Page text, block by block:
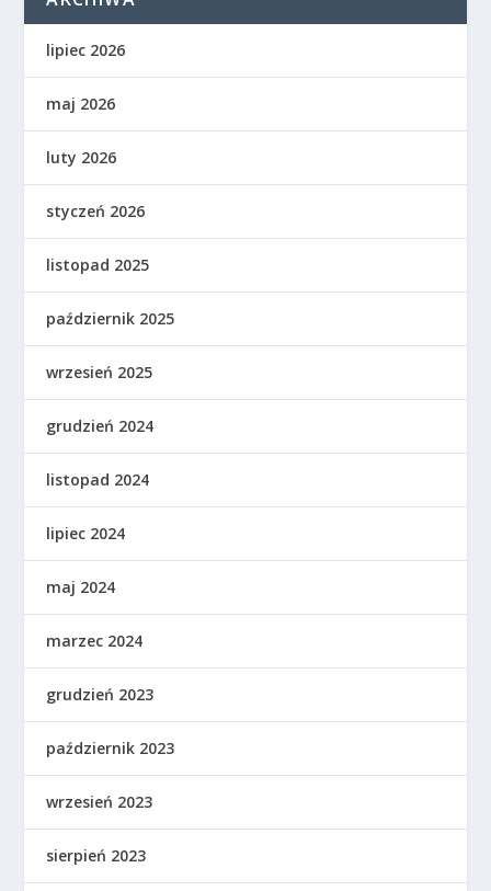
lipiec 2026
maj 2026
luty 2026
styczeń 2026
listopad 2025
październik 2025
wrzesień 2025
grudzień 2024
listopad 2024
lipiec 2024
maj 2024
marzec 2024
grudzień 2023
październik 2023
wrzesień 2023
sierpień 2023